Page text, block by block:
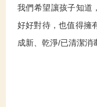
我們希望讓孩子知道
好好對待，也值得擁
成新、乾淨/已清潔消